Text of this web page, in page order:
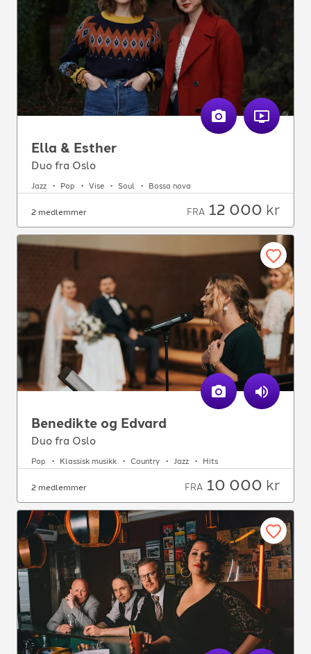
Ella & Esther
Duo fra Oslo
Jazz Pop Vise Soul Bossa nova
2 medlemmer FRA 12 000 kr
Benedikte og Edvard
Duo fra Oslo
Pop Klassisk musikk Country Jazz Hits
2 medlemmer FRA 10 000 kr